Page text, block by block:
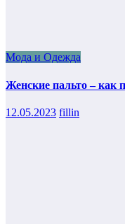
Мода и Одежда
Женские пальто – как
12.05.2023 fillin